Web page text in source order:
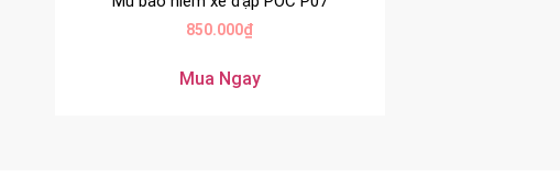
850.000₫
Mua Ngay